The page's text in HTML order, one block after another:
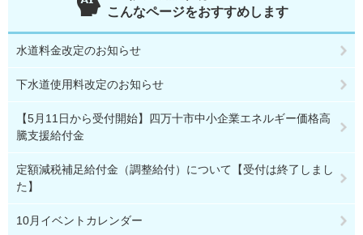
こんなページをおすすめします
水道料金改定のお知らせ
下水道使用料改定のお知らせ
【5月11日から受付開始】四万十市中小企業エネルギー価格高
騰支援給付金
定額減税補足給付金（調整給付）について【受付は終了しまし
た】
10月イベントカレンダー